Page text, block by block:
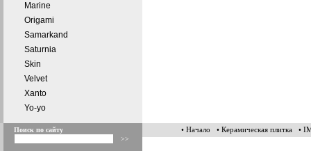
Marine
Origami
Samarkand
Saturnia
Skin
Velvet
Xanto
Yo-yo
Поиск по сайту • Начало • Керамическая плитка •